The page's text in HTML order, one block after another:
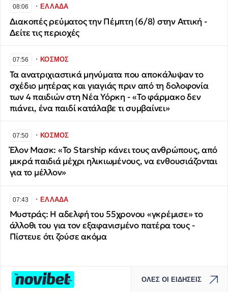
08:06 ∙ΕΛΛΑΔΑ
Διακοπές ρεύματος την Πέμπτη (6/8) στην Αττική -
Δείτε τις περιοχές
07:56 ∙ΚΟΣΜΟΣ
Τα ανατριχιαστικά μηνύματα που αποκάλυψαν το
σχέδιο μητέρας και γιαγιάς πριν από τη δολοφονία
των 4 παιδιών στη Νέα Υόρκη - «Το φάρμακο δεν
πιάνει, ένα παιδί κατάλαβε τι συμβαίνει»
07:50 ∙ΚΟΣΜΟΣ
Έλον Μασκ: «Το Starship κάνει τους ανθρώπους, από
μικρά παιδιά μέχρι ηλικιωμένους, να ενθουσιάζονται
για το μέλλον»
07:43 ∙ΕΛΛΑΔΑ
Μυστράς: Η αδελφή του 55χρονου «γκρέμισε» το
άλλοθι του για τον εξαφανισμένο πατέρα τους -
Πίστευε ότι ζούσε ακόμα
ΟΛΕΣ ΟΙ ΕΙΔΗΣΕΙΣ